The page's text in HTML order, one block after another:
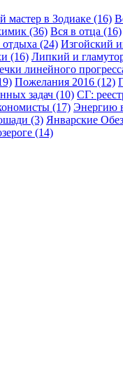
мастер в Зодиаке (16)
(36) Вся в отца (16)
отдыха (24) Изгойский
(16) Липкий и
линейного
Пожелания 2016 (12)
задач (10) СГ:
(17) Энергию
(3) Январские
(14)